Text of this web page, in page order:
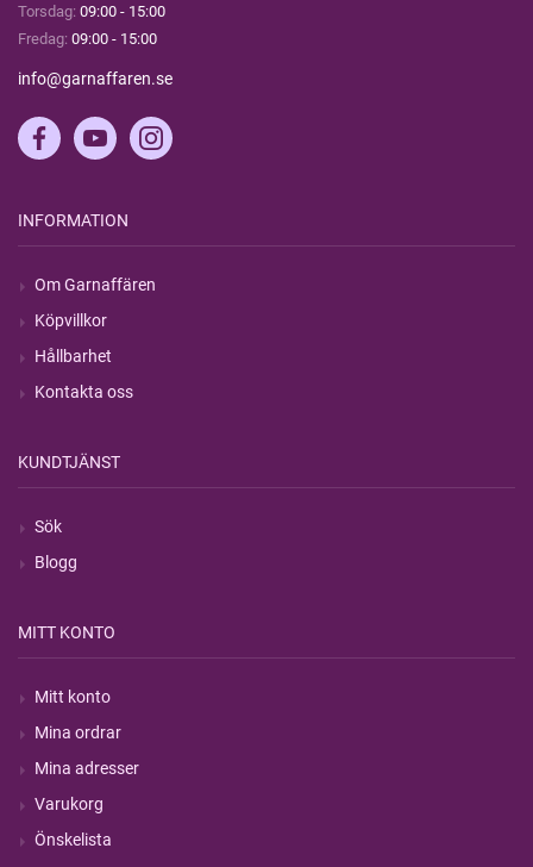
Torsdag: 09:00 - 15:00
Fredag: 09:00 - 15:00
info@garnaffaren.se
INFORMATION
Om Garnaffären
Köpvillkor
Hållbarhet
Kontakta oss
KUNDTJÄNST
Sök
Blogg
MITT KONTO
Mitt konto
Mina ordrar
Mina adresser
Varukorg
Önskelista